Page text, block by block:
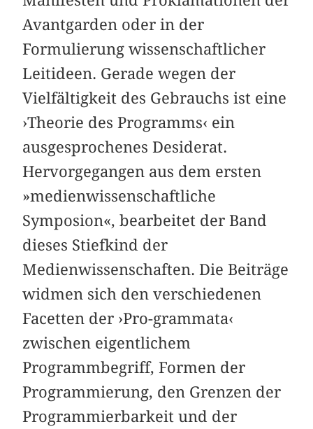
Avantgarden oder in der
Formulierung wissenschaftlicher
Leitideen. Gerade wegen der
Vielfältigkeit des Gebrauchs ist eine
›Theorie des Programms‹ ein
ausgesprochenes Desiderat.
Hervorgegangen aus dem ersten
»medienwissenschaftliche
Symposion«, bearbeitet der Band
dieses Stiefkind der
Medienwissenschaften. Die Beiträge
widmen sich den verschiedenen
Facetten der ›Pro-grammata‹
zwischen eigentlichem
Programmbegriff, Formen der
Programmierung, den Grenzen der
Programmierbarkeit und der